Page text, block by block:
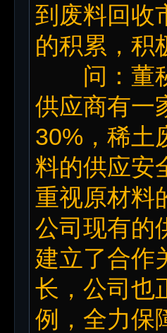
到废料回收
的积累，积
问：董秘
供应商有一
30%，稀土
料的供应安
重视原材料
公司现有的
建立了合作
长，公司也
例，全力保